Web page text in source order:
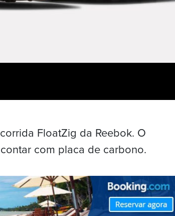
FloatZig da Reebok. O
com placa de carbono.